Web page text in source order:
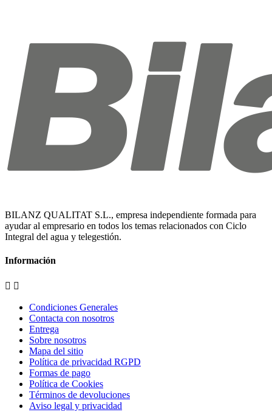
BILANZ QUALITAT S.L., empresa independiente formada para
ayudar al empresario en todos los temas relacionados con Ciclo
Integral del agua y telegestión.
Información
 
Condiciones Generales
Contacta con nosotros
Entrega
Sobre nosotros
Mapa del sitio
Política de privacidad RGPD
Formas de pago
Política de Cookies
Términos de devoluciones
Aviso legal y privacidad